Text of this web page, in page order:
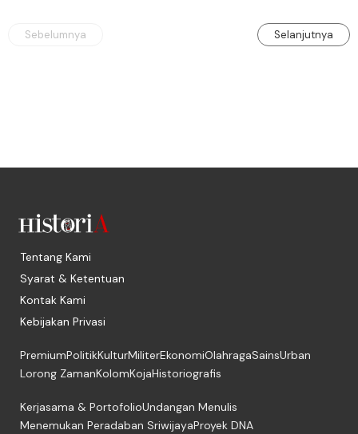
Sebelumnya Selanjutnya
Tentang Kami
Syarat & Ketentuan
Kontak Kami
Kebijakan Privasi
PremiumPolitikKulturMiliterEkonomiOlahragaSainsUrban
Lorong ZamanKolomKojaHistoriografis
Kerjasama & PortofolioUndangan Menulis
Menemukan Peradaban SriwijayaProyek DNA